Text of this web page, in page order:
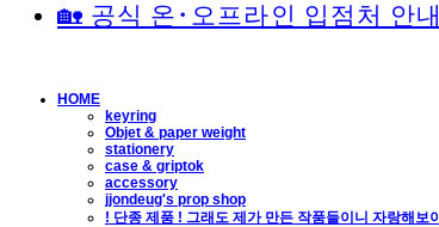
🏡 공식 온･오프라인 입점처 안내
HOME
keyring
Objet & paper weight
stationery
case & griptok
accessory
jjondeug's prop shop
! 단종 제품 ! 그래도 제가 만든 작품들이니 자랑해보